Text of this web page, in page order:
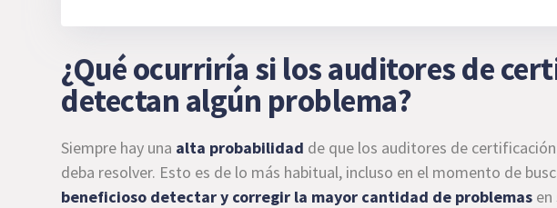
¿Qué ocurriría si los auditores de
detectan algún problema?
Siempre hay una alta probabilidad de que los auditores de certificación
deba resolver. Esto es de lo más habitual, incluso en el momento de
beneficioso detectar y corregir la mayor cantidad de problemas